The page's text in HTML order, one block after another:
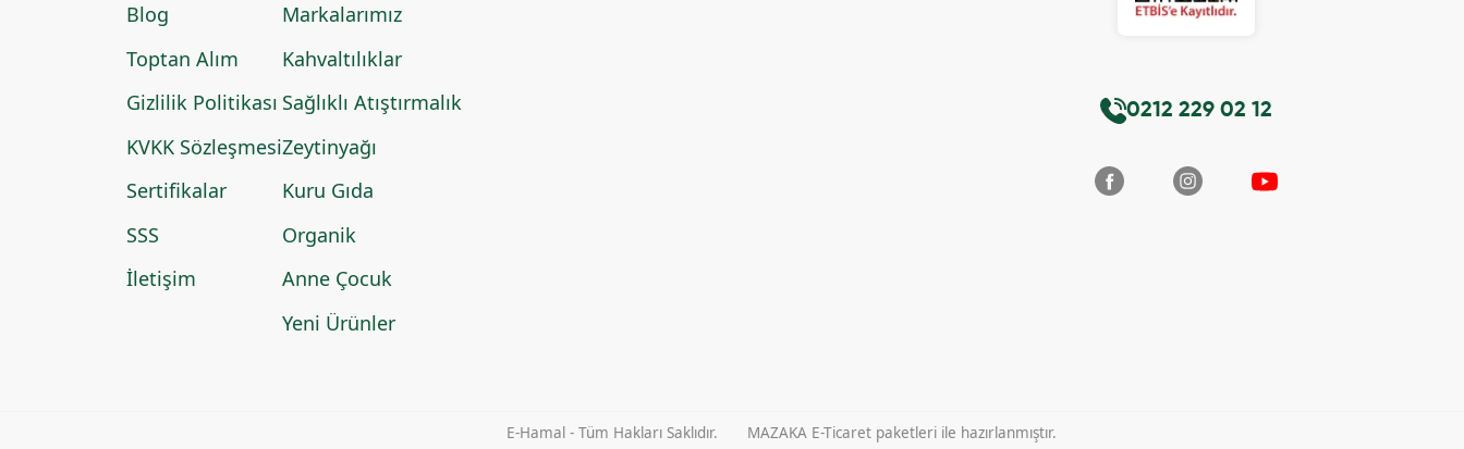
Blog
Toptan Alım
Gizlilik Politikası
KVKK Sözleşmesi
Sertifikalar
SSS
İletişim
Markalarımız
Kahvaltılıklar
Sağlıklı Atıştırmalık
Zeytinyağı
Kuru Gıda
Organik
Anne Çocuk
Yeni Ürünler
0212 229 02 12
E-Hamal - Tüm Hakları Saklıdır. MAZAKA E-Ticaret paketleri ile hazırlanmıştır.